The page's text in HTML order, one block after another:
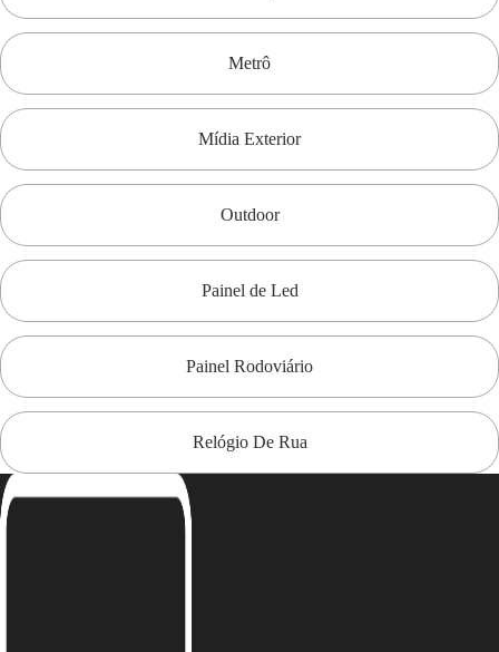
Metrô
Mídia Exterior
Outdoor
Painel de Led
Painel Rodoviário
Relógio De Rua